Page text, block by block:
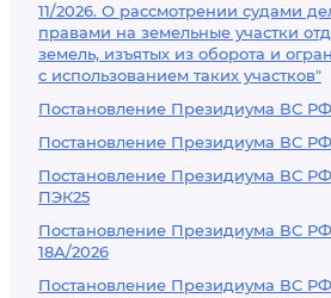
11/2026. О рассмотрении судами
правами на земельные участки
земель, изъятых из оборота и
с использованием таких участков"
Постановление Президиума ВС РФ
Постановление Президиума ВС РФ
Постановление Президиума ВС РФ
ПЭК25
Постановление Президиума ВС РФ
18А/2026
Постановление Президиума ВС РФ